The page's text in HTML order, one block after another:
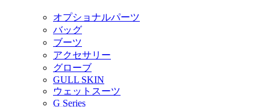
オプショナルパーツ
バッグ
ブーツ
アクセサリー
グローブ
GULL SKIN
ウェットスーツ
G Series